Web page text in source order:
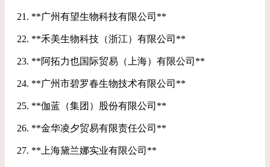
21. **广州有望生物科技有限公司**
22. **禾美生物科技（浙江）有限公司**
23. **阿拓力也国际贸易（上海）有限公司**
24. **广州市碧罗春生物技术有限公司**
25. **伽蓝（集团）股份有限公司**
26. **金华凌夕贸易有限责任公司**
27. **上海黛兰娜实业有限公司**